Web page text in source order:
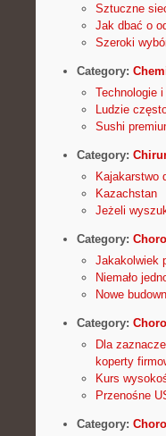
Sztuczne
Jak dbać o
Szeroki
Category:
Technologie
Ludzie
Sushi
Category:
Kajakarstwo
Kazachstan
Jeżeli
Category:
Jakakolwiek
Niemało
Nowe
Category:
Dla
koperty
Kurs
Przenośne
Category: